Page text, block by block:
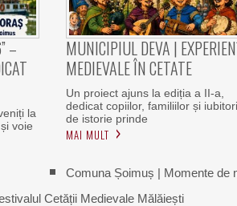
–
la
voie
MUNICIPIUL DEVA |
MEDIEVALE ÎN CETATE
Un proiect ajuns la ediția a II-a,
dedicat copiilor, familiilor și
de istorie prinde
MAI MULT
Comuna Șoimuș | Momente de
Cetății Medievale Mălăiești